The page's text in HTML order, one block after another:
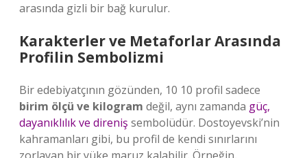
arasında gizli bir bağ kurulur.
Karakterler ve Metaforlar Arasında
Profilin Sembolizmi
Bir edebiyatçının gözünden, 10 10 profil sadece
birim ölçü ve kilogram değil, aynı zamanda güç,
dayanıklılık ve direniş sembolüdür. Dostoyevski’nin
kahramanları gibi, bu profil de kendi sınırlarını